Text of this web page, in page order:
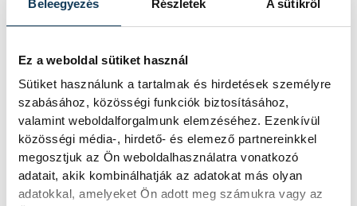
Beleegyezés Részletek A sütikről
Ez a weboldal sütiket használ
Sütiket használunk a tartalmak és hirdetések személyre
szabásához, közösségi funkciók biztosításához,
valamint weboldalforgalmunk elemzéséhez. Ezenkívül
közösségi média-, hirdető- és elemező partnereinkkel
megosztjuk az Ön weboldalhasználatra vonatkozó
adatait, akik kombinálhatják az adatokat más olyan
adatokkal, amelyeket Ön adott meg számukra vagy az
Fábián, Boznánszky, Módly D.
Nguyen, Véghelyi, Steiner,
Tarpai, Bokor, Szabó D., Szabó B.
Játékos-edző: Boznánszky
Gábor
Gólszerzők: Tatai (5., 36.), Lux
(7.), Lipl (13.), Fellembek (34.),